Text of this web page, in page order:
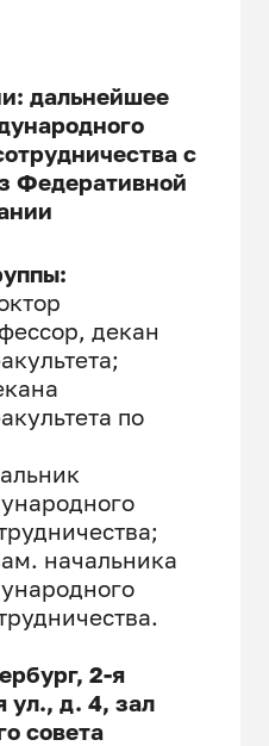
дальнейшее
с
Федеративной
декан
по
начальника
2-я
ул., д. 4, зал
совета